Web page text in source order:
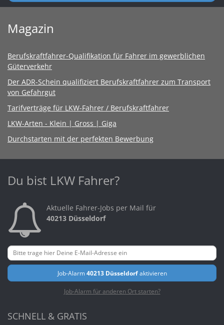
Magazin
Berufskraftfahrer-Qualifikation für Fahrer im gewerblichen
Güterverkehr
Der ADR-Schein qualifiziert Berufskraftfahrer zum Transport
von Gefahrgut
Tarifverträge für LKW-Fahrer / Berufskraftfahrer
LKW-Arten - Klein | Gross | Giga
Durchstarten mit der perfekten Bewerbung
Du bist LKW Fahrer?
Aktuelle Fahrer-Jobs per Mail für
40213 Düsseldorf
Job-Alarm40213 Düsseldorfaktivieren
Job-Alarm für anderen Ort starten?
SCHNELL & GRATIS